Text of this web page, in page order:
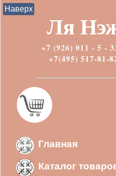
Ля
+7 (926) 011 - 5 -
+7(495) 517-81-
Главная
Каталог
Наверх